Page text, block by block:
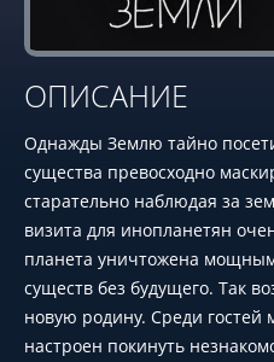
ОПИСАНИЕ
Однажды Землю тайно
существа превосходно
старательно наблюдая за
визита для инопланетян
планета уничтожена
существ без будущего. Так
новую родину. Среди гостей
настроен покинуть